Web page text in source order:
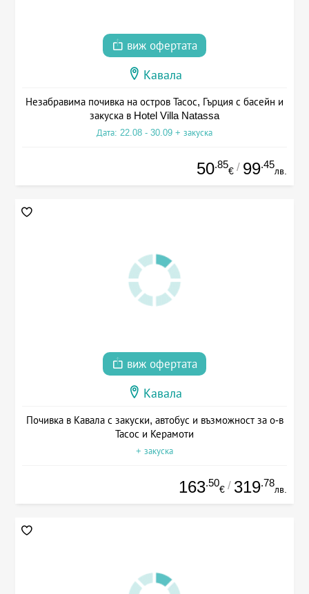
виж офертата
Кавала
Незабравима почивка на остров Тасос, Гърция с басейн и
закуска в Hotel Villa Natassa
Дата: 22.08 - 30.09 + закуска
50.85
€ / 99.45
лв.
виж офертата
Кавала
Почивка в Кавала с закуски, автобус и възможност за о-в
Тасос и Керамоти
+ закуска
163.50
€ / 319.78
лв.